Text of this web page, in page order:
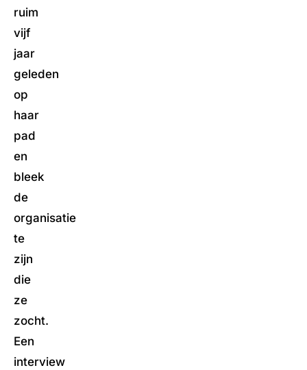
ruim
vijf
jaar
geleden
op
haar
pad
en
bleek
de
organisatie
te
zijn
die
ze
zocht.
Een
interview